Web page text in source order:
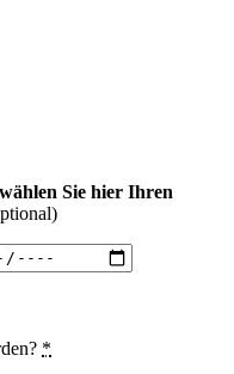
Sie hier Ihren
*